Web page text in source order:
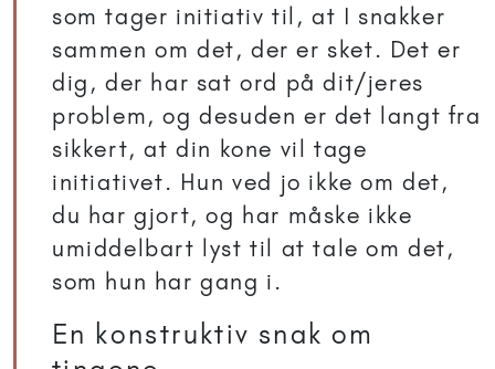
som tager initiativ til, at I snakker
sammen om det, der er sket. Det er
dig, der har sat ord på dit/jeres
problem, og desuden er det langt fra
sikkert, at din kone vil tage
initiativet. Hun ved jo ikke om det,
du har gjort, og har måske ikke
umiddelbart lyst til at tale om det,
som hun har gang i.
En konstruktiv snak om